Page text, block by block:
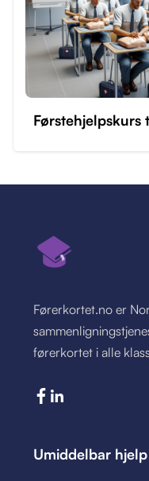
Førerkortet.no er
førerkortet i alle
Umiddelbar hjelp